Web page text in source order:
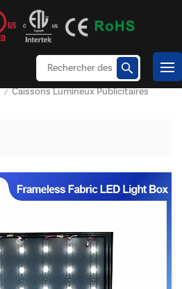
/ Caissons Lumineux Publicitaires